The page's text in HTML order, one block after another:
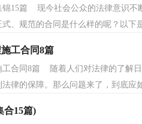
锦15篇 现今社会公众的法律意识不
式、规范的合同是什么样的呢？以下
工合同8篇
工合同8篇 随着人们对法律的了解
法律的保障。那么问题来了，到底应
合15篇)